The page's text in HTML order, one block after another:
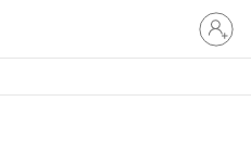
Log
på
din